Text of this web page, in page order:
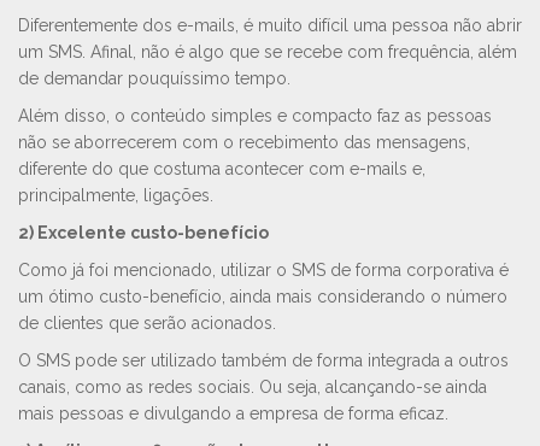
Diferentemente dos e-mails, é muito difícil uma pessoa não abrir
um SMS. Afinal, não é algo que se recebe com frequência, além
de demandar pouquíssimo tempo.
Além disso, o conteúdo simples e compacto faz as pessoas
não se aborrecerem com o recebimento das mensagens,
diferente do que costuma acontecer com e-mails e,
principalmente, ligações.
2) Excelente custo-benefício
Como já foi mencionado, utilizar o SMS de forma corporativa é
um ótimo custo-benefício, ainda mais considerando o número
de clientes que serão acionados.
O SMS pode ser utilizado também de forma integrada a outros
canais, como as redes sociais. Ou seja, alcançando-se ainda
mais pessoas e divulgando a empresa de forma eficaz.